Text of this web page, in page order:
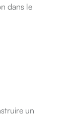
dans le
un